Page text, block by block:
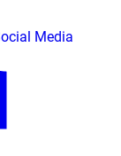
Media